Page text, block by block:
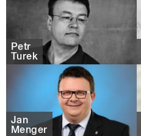
Petr
Turek
Jan
Menger